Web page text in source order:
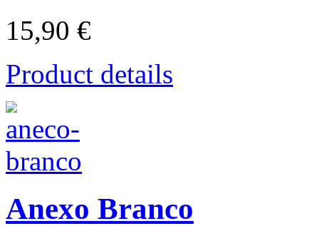
15,90 €
Product details
Anexo Branco